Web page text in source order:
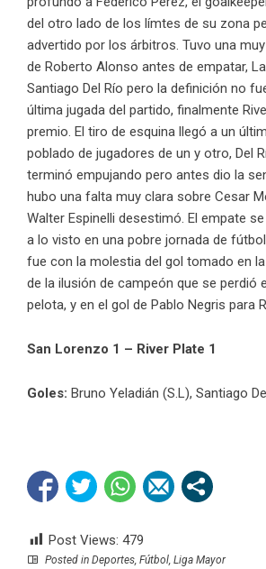
del otro lado de los límtes de su zona
advertido por los árbitros. Tuvo una
de Roberto Alonso antes de empatar,
Santiago Del Río pero la definición no
última jugada del partido, finalmente
premio. El tiro de esquina llegó a un
poblado de jugadores de un y otro, Del
terminó empujando pero antes dio la
hubo una falta muy clara sobre Cesar
Walter Espinelli desestimó. El empate
a lo visto en una pobre jornada de
fue con la molestia del gol tomado en
de la ilusión de campeón que se perdió
pelota, y en el gol de Pablo Negris para
San Lorenzo 1 – River Plate 1
Goles: Bruno Yeladián (S.L), Santiago
Post Views: 479
Posted in Deportes, Fútbol, Liga Mayor